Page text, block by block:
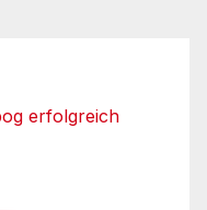
erfolgreich